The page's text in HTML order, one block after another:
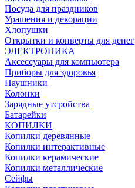
Посуда для праздников
Урашения и декорации
Хлопушки
Открытки и конверты для денег
ЭЛЕКТРОНИКА
Аксессуары для компьютера
Приборы для здоровья
Наушники
Колонки
Зарядные утсройства
Батарейки
КОПИЛКИ
Копилки деревянные
Копилки интерактивные
Копилки керамические
Копилки металлические
Сейфы